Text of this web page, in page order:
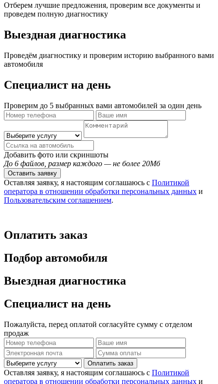
Отберем лучшие предложения, проверим все документы и
проведем полную диагностику
Выездная диагностика
Проведём диагностику и проверим историю выбранного вами
автомобиля
Специалист на день
Проверим до 5 выбранных вами автомобилей за один день
Добавить фото или скриншоты
До 6 файлов, размер каждого — не более 20Мб
Оставить заявку
Оставляя заявку, я настоящим соглашаюсь с Политикой
оператора в отношении обработки персональных данных и
Пользовательским соглашением.
Оплатить заказ
Подбор автомобиля
Выездная диагностика
Специалист на день
Пожалуйста, перед оплатой согласуйте сумму с отделом
продаж
Оплатить заказ
Оставляя заявку, я настоящим соглашаюсь с Политикой
оператора в отношении обработки персональных данных и